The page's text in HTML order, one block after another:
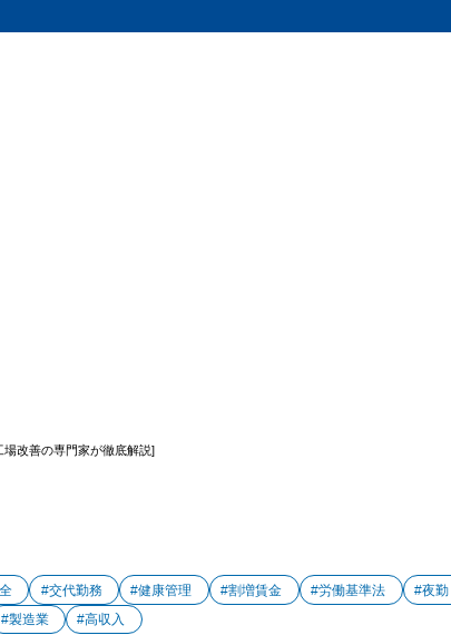
改善の専門家が徹底解説]
#交代勤務 #健康管理 #割増賃金 #労働基準法
#夜勤
#製造業 #高収入